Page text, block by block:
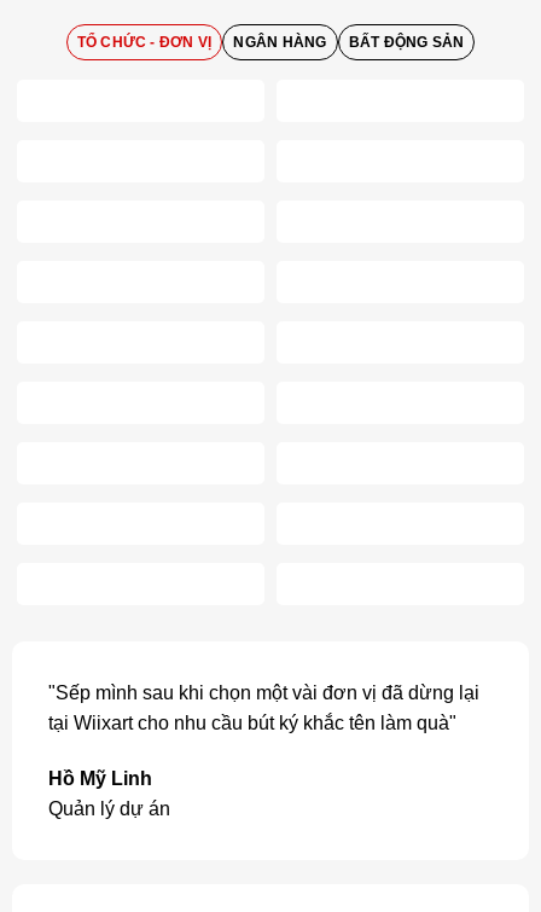
TỔ CHỨC - ĐƠN VỊ NGÂN HÀNG BẤT ĐỘNG SẢN
"Sếp mình sau khi chọn một vài đơn vị đã dừng lại
tại Wiixart cho nhu cầu bút ký khắc tên làm quà"
Hồ Mỹ Linh
Quản lý dự án